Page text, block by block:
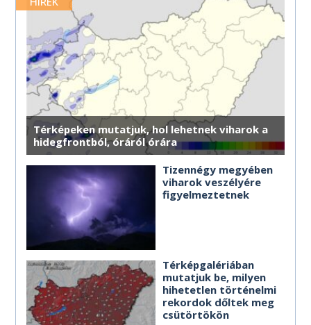
MÉG TÖBB HOROSZKÓP
MÉG TÖBB HOROSZKÓP
MÉG TÖBB HOROSZKÓP
MÉG TÖBB HOROSZKÓP
MÉG TÖBB HOROSZKÓP
MÉG TÖBB HOROSZKÓP
Térképeken mutatjuk, hol lehetnek viharok a
hidegfrontból, óráról órára
Tizennégy megyében
viharok veszélyére
figyelmeztetnek
Térképgalériában
mutatjuk be, milyen
hihetetlen történelmi
rekordok dőltek meg
csütörtökön